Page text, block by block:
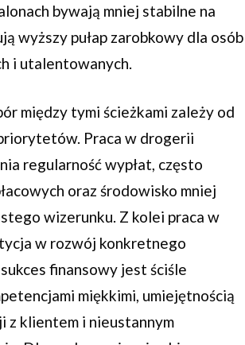
bywają mniej stabilne na
wyższy pułap zarobkowy dla osób
i utalentowanych.
między tymi ścieżkami zależy od
Praca w drogerii
regularność wypłat, często
oraz środowisko mniej
wizerunku. Z kolei praca w
w rozwój konkretnego
finansowy jest ściśle
miękkimi, umiejętnością
z klientem i nieustannym